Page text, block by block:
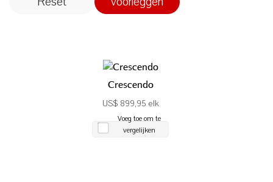
Crescendo
US$ 899,95 elk
Voeg toe om te
vergelijken